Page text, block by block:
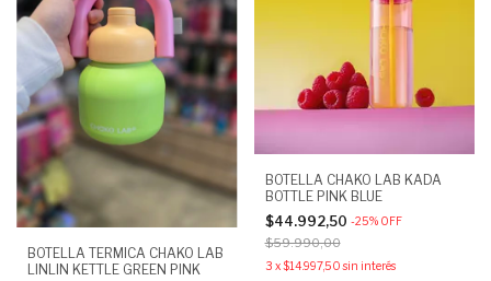
BOTELLA TERMICA CHAKO LAB
LINLIN KETTLE GREEN PINK
BOTELLA CHAKO LAB KADA
BOTTLE PINK BLUE
$44.992,50 -25% OFF
$59.990,00
3 x$14.997,50 sin interés